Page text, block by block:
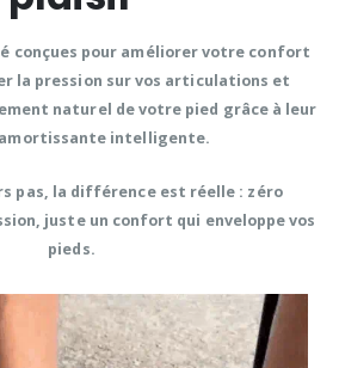
conçues pour améliorer votre confort
la pression sur vos articulations et
naturel de votre pied grâce à leur
intelligente.
pas, la différence est réelle : zéro
juste un confort qui enveloppe vos
pieds.